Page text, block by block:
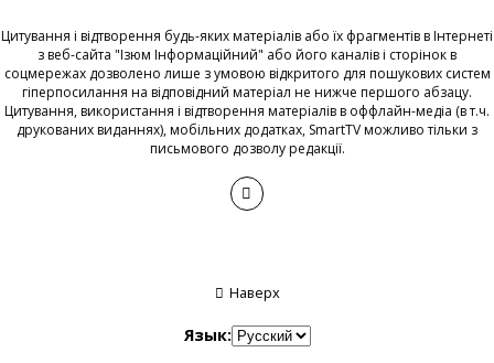
Цитування і відтворення будь-яких матеріалів або їх фрагментів в Інтернеті
з веб-сайта "Ізюм Інформаційний" або його каналів і сторінок в
соцмережах дозволено лише з умовою відкритого для пошукових систем
гіперпосилання на відповідний матеріал не нижче першого абзацу.
Цитування, використання і відтворення матеріалів в оффлайн-медіа (в т.ч.
друкованих виданнях), мобільних додатках, SmartTV можливо тільки з
письмового дозволу редакції.
Наверх
Язык: